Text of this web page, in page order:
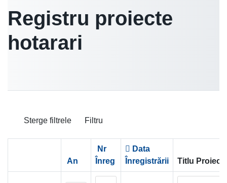
Registru proiecte
hotarari
Sterge filtrele Filtru
An
Nr
Înreg
Data
Înregistrării
Titlu Proiect